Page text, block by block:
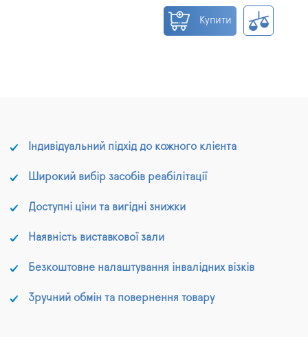
Купити
Індивідуальний підхід до кожного клієнта
Широкий вибір засобів реабілітації
Доступні ціни та вигідні знижки
Наявність виставкової зали
Безкоштовне налаштування інвалідних візків
Зручний обмін та повернення товару